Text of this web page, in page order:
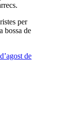
per
bossa de
de